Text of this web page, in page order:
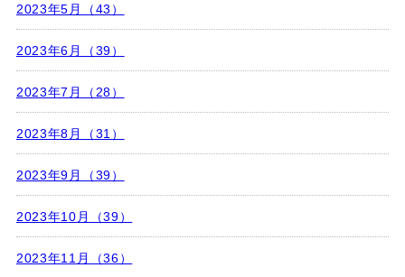
2023年5月（43）
2023年6月（39）
2023年7月（28）
2023年8月（31）
2023年9月（39）
2023年10月（39）
2023年11月（36）